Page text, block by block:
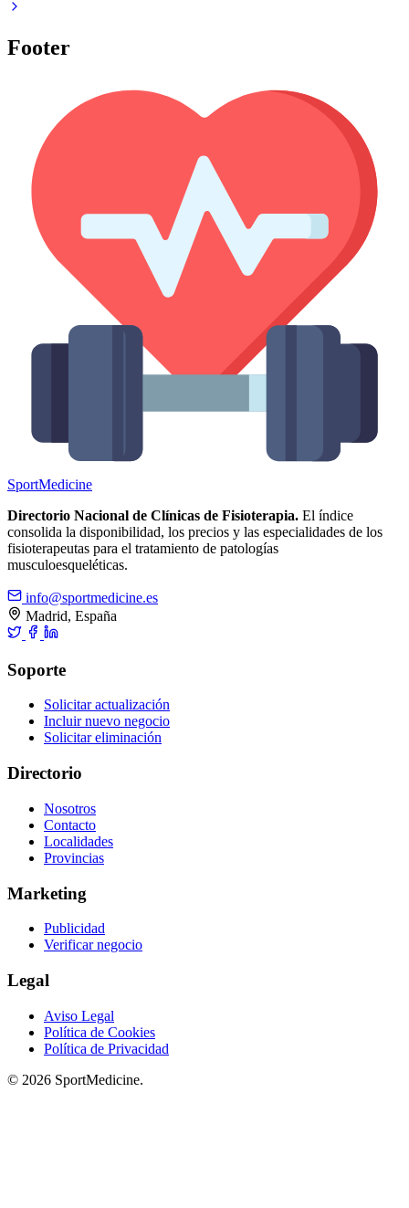
Footer
SportMedicine
Directorio Nacional de Clínicas de Fisioterapia. El índice
consolida la disponibilidad, los precios y las especialidades de los
fisioterapeutas para el tratamiento de patologías
musculoesqueléticas.
info@sportmedicine.es
Madrid, España
Soporte
Solicitar actualización
Incluir nuevo negocio
Solicitar eliminación
Directorio
Nosotros
Contacto
Localidades
Provincias
Marketing
Publicidad
Verificar negocio
Legal
Aviso Legal
Política de Cookies
Política de Privacidad
© 2026 SportMedicine.